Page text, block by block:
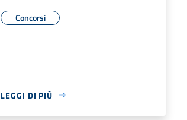
Concorsi
LEGGI DI PIÙ